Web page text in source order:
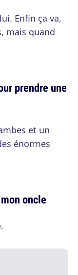
Enfin ça va,
mais quand
prendre une
et un
énormes
oncle